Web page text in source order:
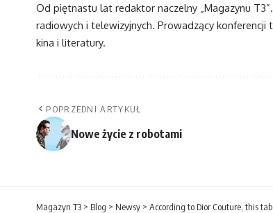
Od piętnastu lat redaktor naczelny „Magazynu
radiowych i telewizyjnych. Prowadzący
kina i literatury.
POPRZEDNI ARTYKUŁ
Nowe życie z robotami
Magazyn T3 > Blog > Newsy > According to Dior Couture, this